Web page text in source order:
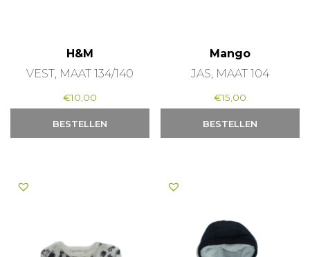
H&M
VEST, MAAT 134/140
€10,00
BESTELLEN
Mango
JAS, MAAT 104
€15,00
BESTELLEN